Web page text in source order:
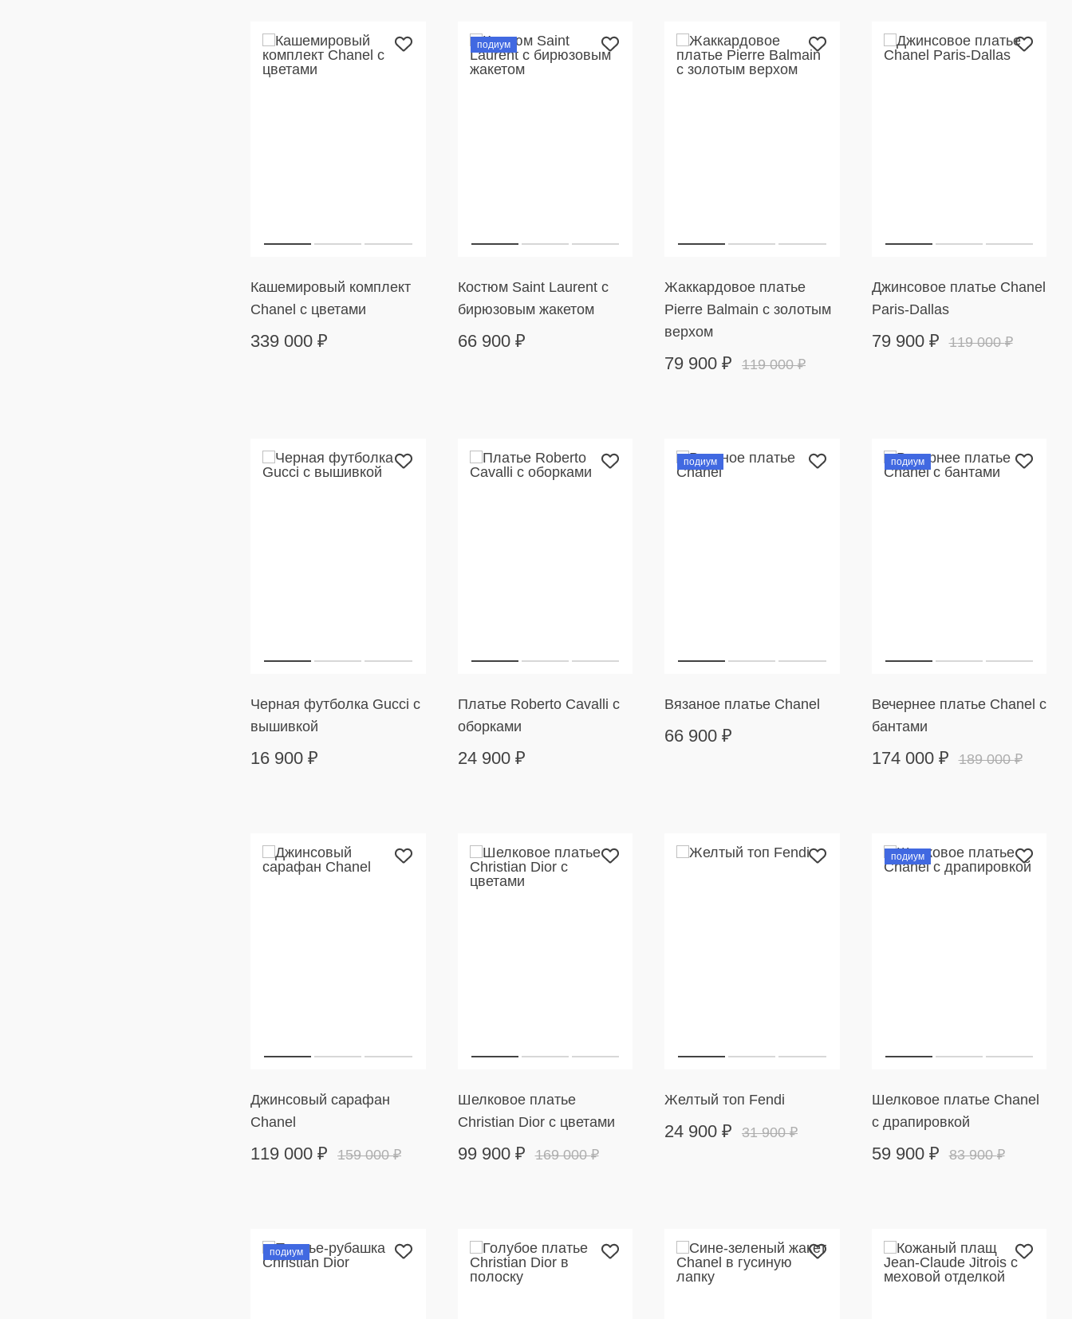
Кашемировый комплект
Chanel с цветами
339 000 ₽
подиум
Костюм Saint Laurent с
бирюзовым жакетом
66 900 ₽
Жаккардовое платье
Pierre Balmain с золотым
верхом
79 900 ₽ 119 000₽
Джинсовое платье Chanel
Paris-Dallas
79 900 ₽ 119 000₽
Черная футболка Gucci с
вышивкой
16 900 ₽
Платье Roberto Cavalli с
оборками
24 900 ₽
подиум
Вязаное платье Chanel
66 900 ₽
подиум
Вечернее платье Chanel с
бантами
174 000 ₽ 189 000₽
Джинсовый сарафан
Chanel
119 000 ₽ 159 000₽
Шелковое платье
Christian Dior с цветами
99 900 ₽ 169 000₽
Желтый топ Fendi
24 900 ₽ 31 900₽
подиум
Шелковое платье Chanel
с драпировкой
59 900 ₽ 83 900₽
подиум